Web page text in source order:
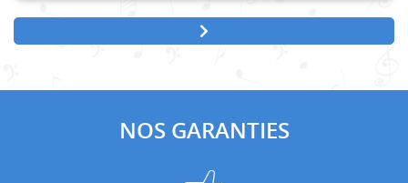
NOS GARANTIES